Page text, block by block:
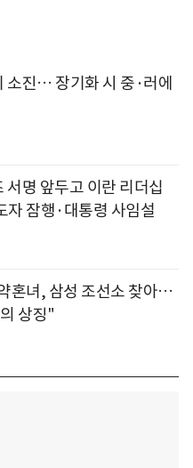
소진… 장기화 시 중·러에
명 앞두고 이란 리더십
잠행·대통령 사임설
혼녀, 삼성 조선소 찾아…
상징"